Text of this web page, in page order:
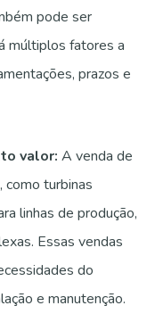
pode ser
múltiplos fatores a
prazos e
valor: A venda de
como turbinas
linhas de produção,
Essas vendas
do
e manutenção.